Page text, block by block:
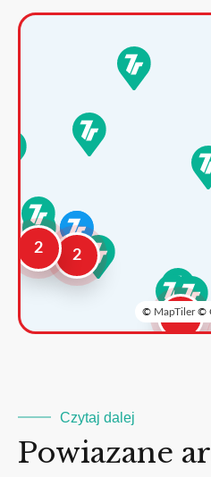
2
3
2
© MapTiler©
Czytaj dalej
Powiazane